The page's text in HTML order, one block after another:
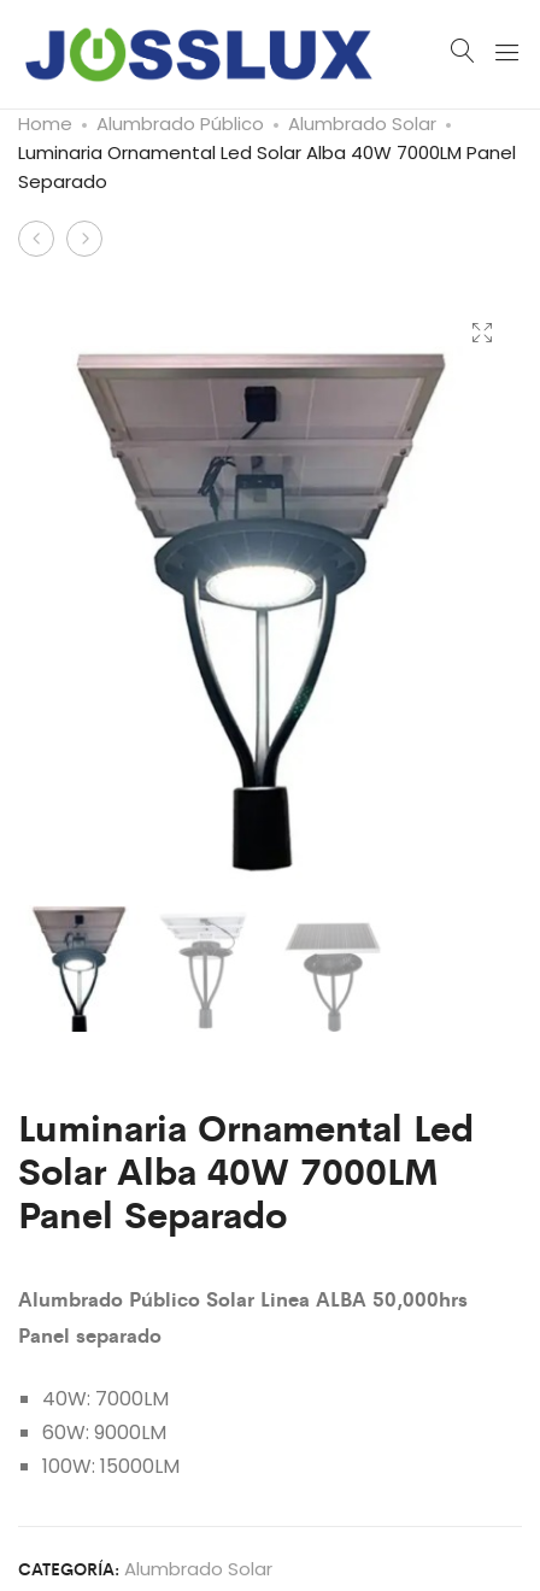
Home Alumbrado Público
Alumbrado Solar
Luminaria Ornamental Led Solar Alba 40W 7000LM Panel
Separado
Product
Alumbrado
Letina
60w
9000lm
50,000hrs
separado
Farola
Alba
100W
IP66
13000lm
4500k
Luminaria Ornamental Led
Solar Alba 40W 7000LM
Panel Separado
Alumbrado Público Solar Linea ALBA 50,000hrs
Panel separado
40W: 7000LM
60W: 9000LM
100W: 15000LM
CATEGORÍA: Alumbrado Solar